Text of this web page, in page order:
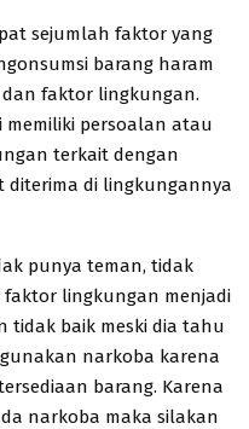
sejumlah faktor yang
barang haram
faktor lingkungan.
memiliki persoalan atau
terkait dengan
diterima di lingkungannya
punya teman, tidak
faktor lingkungan menjadi
tidak baik meski dia tahu
narkoba karena
barang. Karena
narkoba maka silakan